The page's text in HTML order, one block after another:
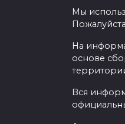
Мы
На
основе
Вся